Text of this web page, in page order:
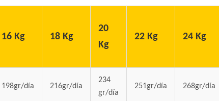
Gran Pastor Perro Criadores
HOP! Perro Adulto Mediano y Grande
High Pro Criadores Perro Adulto
High Pro Perro Adulto Cordero
Infinity Adulto Razas Medianas y Grandes
16 Kg 18 Kg
20
Kg
22 Kg 24 Kg
198gr/día 216gr/día
234
gr/día
251gr/día 268gr/día